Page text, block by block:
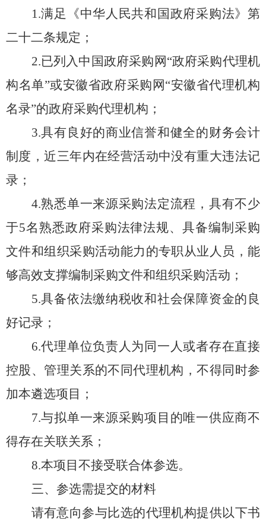
1.满足《中华人民共和国政府采购法》第
二十二条规定；
2.已列入中国政府采购网“政府采购代理机
构名单”或安徽省政府采购网“安徽省代理机构
名录”的政府采购代理机构 ；
3.具有良好的商业信誉和健全的财务会计
制度，近三年内在经营活动中没有重大违法记
录；
4.熟悉单一来源采购法定流程，具有不少
于5名熟悉政府采购法律法规、具备编制采购
文件和组织采购活动能力的专职从业人员 ，能
够高效支撑编制采购文件和组织采购活动 ；
5.具备依法缴纳税收和社会保障资金的良
好记录；
6.代理单位负责人为同一人或者存在直接
控股、管理关系的不同代理机构，不得同时参
加本遴选项目；
7.与拟单一来源采购项目的唯一供应商不
得存在关联关系；
8.本项目不接受联合体参选。
三、 参选需提交的材料
请有意向参与比选的代理机构提供以下书